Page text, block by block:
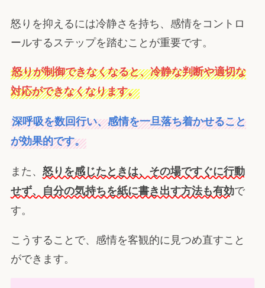
怒りを抑えるには冷静さを持ち、感情をコントロ
ールするステップを踏むことが重要です。
怒りが制御できなくなると、冷静な判断や適切な
対応ができなくなります。
深呼吸を数回行い、感情を一旦落ち着かせること
が効果的です。
また、 怒りを感じたときは、その場ですぐに行動
せず、自分の気持ちを紙に書き出す方法も有効で
す。
こうすることで、感情を客観的に見つめ直すこと
ができます。